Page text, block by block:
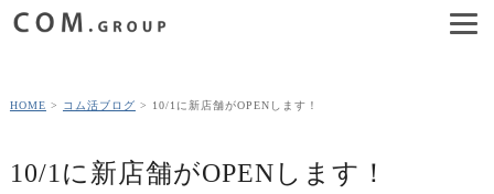
HOME コム活ブログ 10/1に新店舗がOPENします！
10/1に新店舗がOPENします！